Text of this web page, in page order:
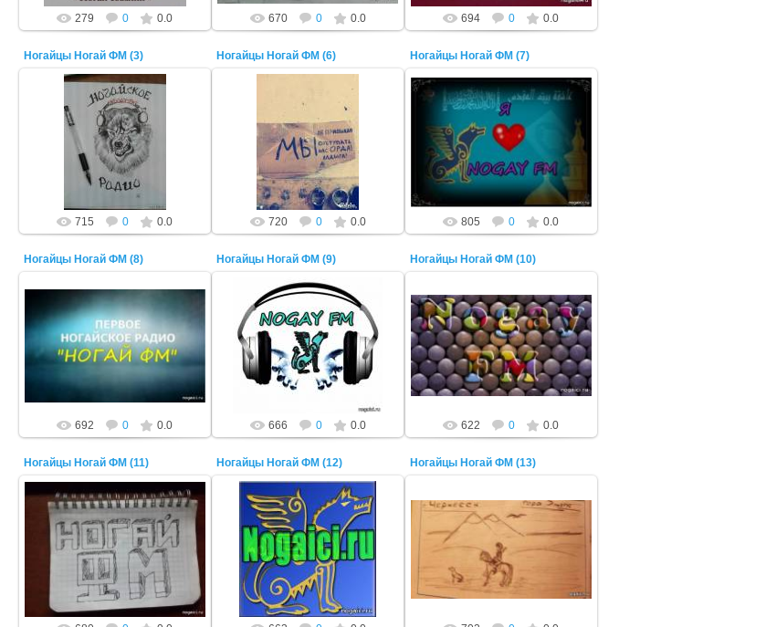
279 0 0.0 670 0 0.0 694 0 0.0
Ногайцы Ногай ФМ (3)
22 Октября 2014
ADMIN
715 0 0.0
Ногайцы Ногай ФМ (6)
22 Октября 2014
ADMIN
720 0 0.0
Ногайцы Ногай ФМ (7)
22 Октября 2014
ADMIN
805 0 0.0
Ногайцы Ногай ФМ (8)
22 Октября 2014
ADMIN
692 0 0.0
Ногайцы Ногай ФМ (9)
22 Октября 2014
ADMIN
666 0 0.0
Ногайцы Ногай ФМ (10)
22 Октября 2014
ADMIN
622 0 0.0
Ногайцы Ногай ФМ (11)
22 Октября 2014
ADMIN
Ногайцы Ногай ФМ (12)
22 Октября 2014
ADMIN
Ногайцы Ногай ФМ (13)
22 Октября 2014
ADMIN